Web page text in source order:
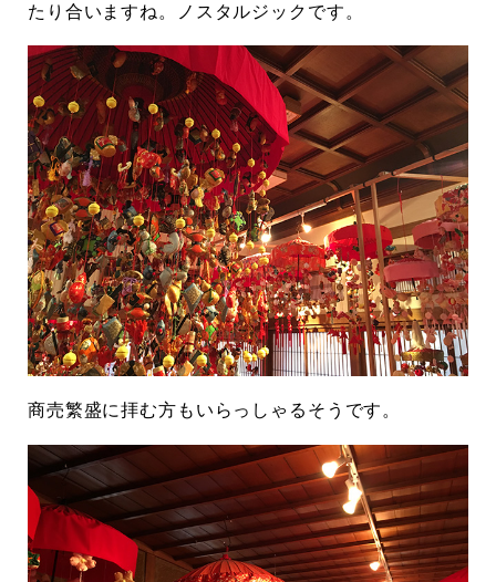
たり合いますね。ノスタルジックです。
商売繁盛に拝む方もいらっしゃるそうです。